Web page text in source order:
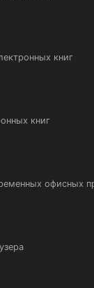
книг
книг
офисных